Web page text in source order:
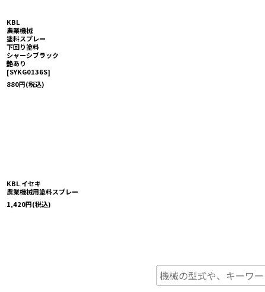
KBL
農業機械
塗料スプレー
下回り塗料
シャーシブラック
艶あり
[SYKG0136S]
880円(税込)
KBL イセキ
農業機械用塗料スプレー
1,420円(税込)